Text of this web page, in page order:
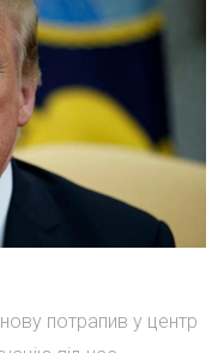
потрапив у центр